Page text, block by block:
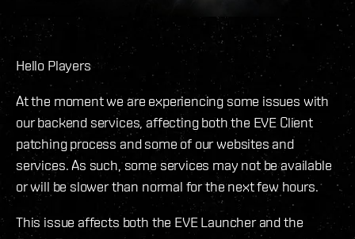
Hello Players
At the moment we are experiencing some issues with
our backend services, affecting both the EVE Client
patching process and some of our websites and
services. As such, some services may not be available
or will be slower than normal for the next few hours.
This issue affects both the EVE Launcher and the